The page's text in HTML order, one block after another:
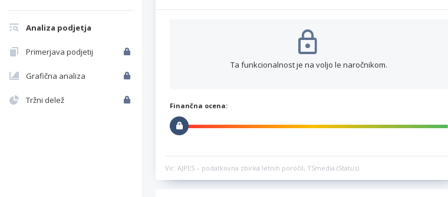
Analiza podjetja
Primerjava podjetij
Grafična analiza
Tržni delež
Ta funkcionalnost je na voljo le naročnikom.
Finančna ocena:
Vir: AJPES – podatkovna zbirka letnih poročil, TSmedia (Status)